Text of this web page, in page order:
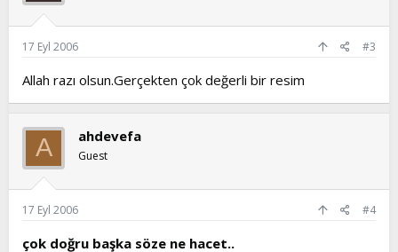
17 Eyl 2006 #3
Allah razı olsun.Gerçekten çok değerli bir resim
A ahdevefa
Guest
17 Eyl 2006 #4
çok doğru başka söze ne hacet..